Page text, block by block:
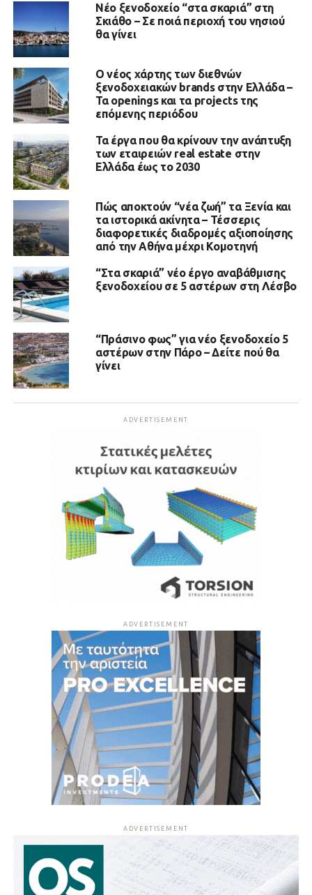
Νέο ξενοδοχείο “στα σκαριά” στη
Σκιάθο – Σε ποιά περιοχή του νησιού
θα γίνει
Ο νέος χάρτης των διεθνών
ξενοδοχειακών brands στην Ελλάδα –
Τα openings και τα projects της
επόμενης περιόδου
Τα έργα που θα κρίνουν την ανάπτυξη
των εταιρειών real estate στην
Ελλάδα έως το 2030
Πώς αποκτούν “νέα ζωή” τα Ξενία και
τα ιστορικά ακίνητα – Τέσσερις
διαφορετικές διαδρομές αξιοποίησης
από την Αθήνα μέχρι Κομοτηνή
“Στα σκαριά” νέο έργο αναβάθμισης
ξενοδοχείου σε 5 αστέρων στη Λέσβο
“Πράσινο φως” για νέο ξενοδοχείο 5
αστέρων στην Πάρο – Δείτε πού θα
γίνει
ADVERTISEMENT
ADVERTISEMENT
ADVERTISEMENT